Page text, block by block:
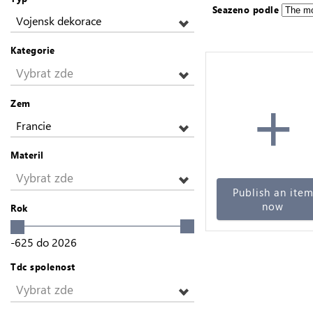
Vojensk dekorace
Kategorie
Vybrat zde
Zem
Francie
Materil
Vybrat zde
Rok
-625 do 2026
Tdc spolenost
Vybrat zde
Seazeno podle
+
Publish an item
now